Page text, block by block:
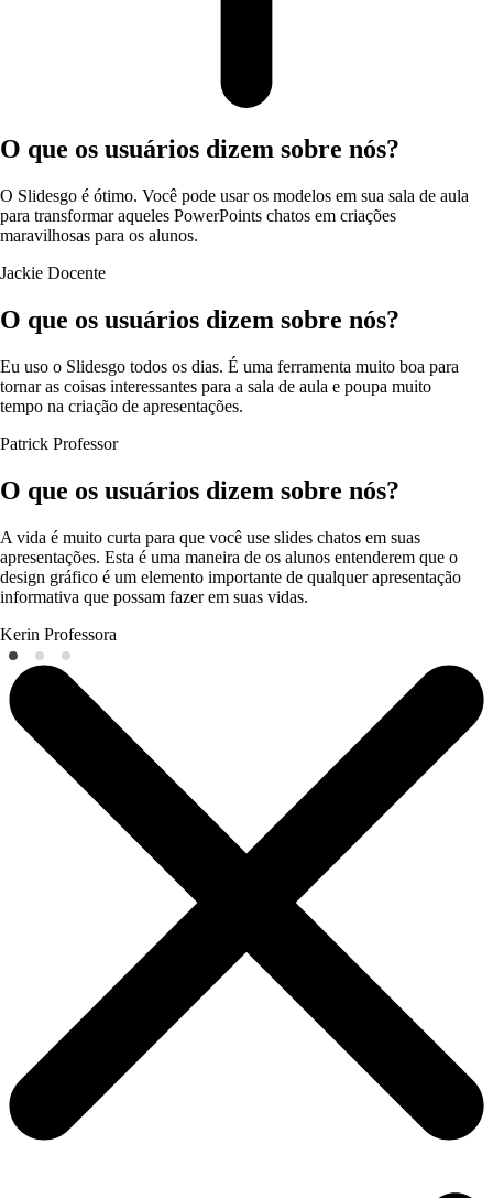
O que os usuários dizem sobre nós?
O Slidesgo é ótimo. Você pode usar os modelos em sua sala de aula
para transformar aqueles PowerPoints chatos em criações
maravilhosas para os alunos.
Jackie Docente
O que os usuários dizem sobre nós?
Eu uso o Slidesgo todos os dias. É uma ferramenta muito boa para
tornar as coisas interessantes para a sala de aula e poupa muito
tempo na criação de apresentações.
Patrick Professor
O que os usuários dizem sobre nós?
A vida é muito curta para que você use slides chatos em suas
apresentações. Esta é uma maneira de os alunos entenderem que o
design gráfico é um elemento importante de qualquer apresentação
informativa que possam fazer em suas vidas.
Kerin Professora